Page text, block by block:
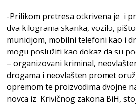
-Prilikom pretresa otkrivena je i
dva kilograma skanka, vozilo,
municijom, mobilni telefoni kao i
mogu poslužiti kao dokaz da su
– organizovani kriminal,
drogama i neovlašten promet
opremom te proizvodima dvojne
novca iz Krivičnog zakona BiH,